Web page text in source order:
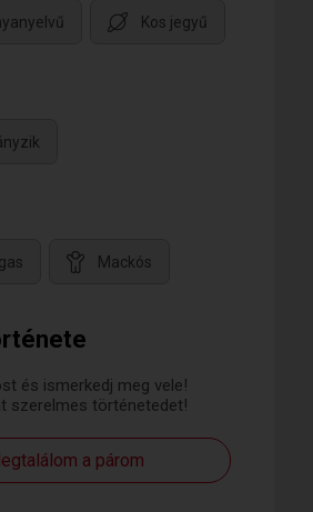
és ismerkedj meg vele!
szerelmes történetedet!
a párom
Kos jegyű
Mackós